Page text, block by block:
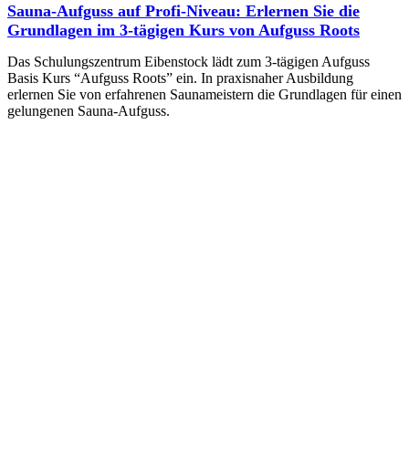
Sauna-Aufguss auf Profi-Niveau: Erlernen Sie die
Grundlagen im 3-tägigen Kurs von Aufguss Roots
Das Schulungszentrum Eibenstock lädt zum 3-tägigen Aufguss
Basis Kurs “Aufguss Roots” ein. In praxisnaher Ausbildung
erlernen Sie von erfahrenen Saunameistern die Grundlagen für einen
gelungenen Sauna-Aufguss.